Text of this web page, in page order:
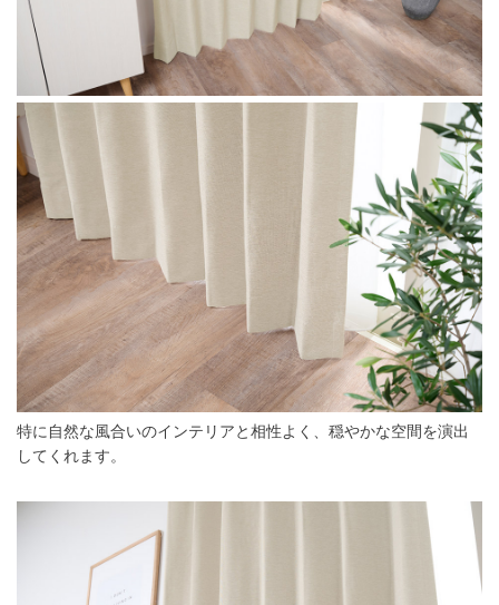
特に自然な風合いのインテリアと相性よく、穏やかな空間を演出
してくれます。